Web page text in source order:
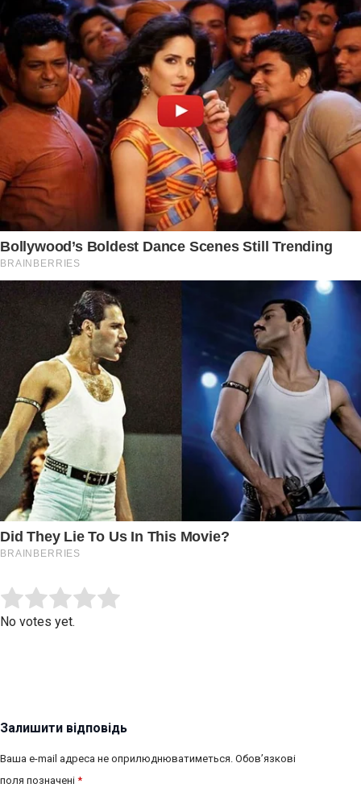
Rate this item:
No votes yet.
Залишити відповідь
Ваша e-mail адреса не оприлюднюватиметься. Обов’язкові
поля позначені *